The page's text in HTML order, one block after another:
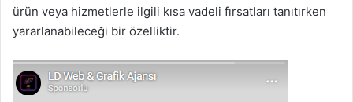
ürün veya hizmetlerle ilgili kısa vadeli fırsatları tanıtırken
yararlanabileceği bir özelliktir.